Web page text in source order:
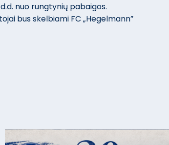
nuo rungtynių pabaigos.
bus skelbiami FC „Hegelmann”